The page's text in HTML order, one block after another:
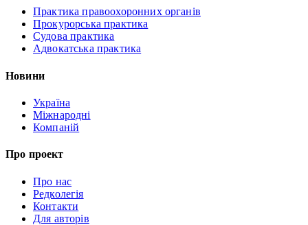
Практика правоохоронних органів
Прокурорська практика
Судова практика
Адвокатська практика
Новини
Україна
Міжнародні
Компаній
Про проект
Про нас
Редколегія
Контакти
Для авторів